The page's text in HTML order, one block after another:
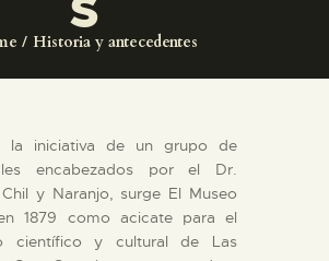
Historia y antecedentes
la iniciativa de un grupo de
encabezados por el Dr.
y Naranjo, surge El Museo
1879 como acicate para el
científico y cultural de Las